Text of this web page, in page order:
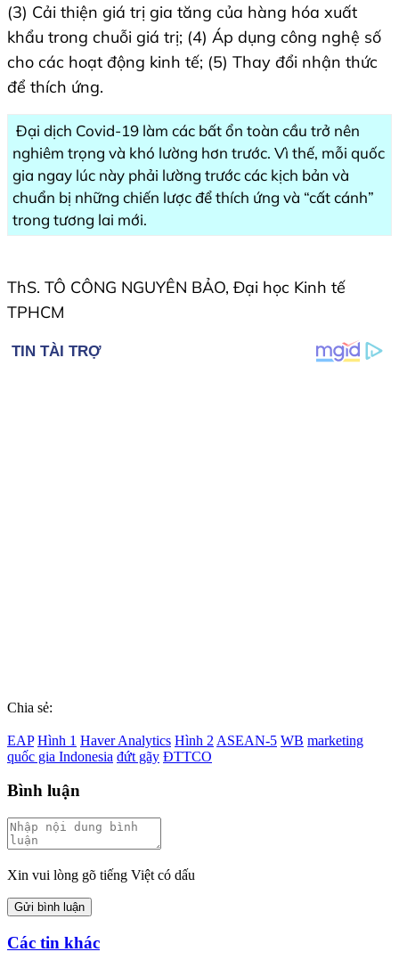
(3) Cải thiện giá trị gia tăng của hàng hóa xuất
khẩu trong chuỗi giá trị; (4) Áp dụng công nghệ số
cho các hoạt động kinh tế; (5) Thay đổi nhận thức
để thích ứng.
Đại dịch Covid-19 làm các bất ổn toàn cầu trở nên
nghiêm trọng và khó lường hơn trước. Vì thế, mỗi quốc
gia ngay lúc này phải lường trước các kịch bản và
chuẩn bị những chiến lược để thích ứng và “cất cánh”
trong tương lai mới.
ThS. TÔ CÔNG NGUYÊN BẢO, Đại học Kinh tế
TPHCM
Chia sẻ:
EAP Hình 1 Haver Analytics Hình 2 ASEAN-5 WB marketing
quốc gia Indonesia đứt gãy ĐTTCO
Bình luận
Xin vui lòng gõ tiếng Việt có dấu
Gửi bình luận
Các tin khác